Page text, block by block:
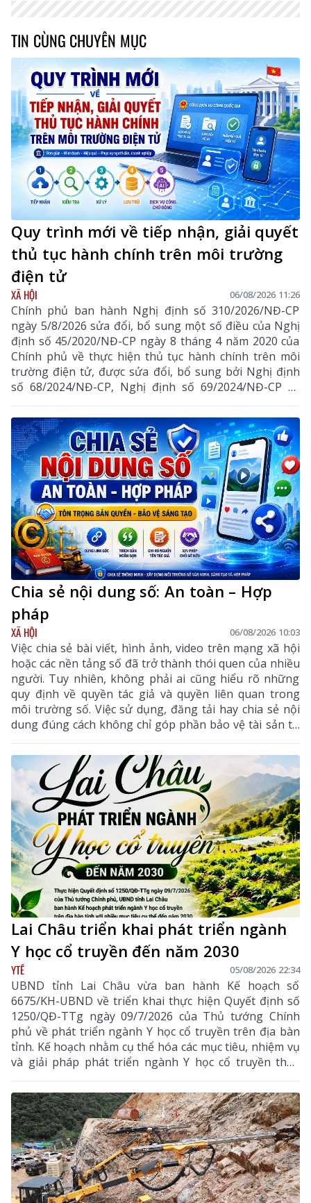
TIN CÙNG CHUYÊN MỤC
Quy trình mới về tiếp nhận, giải quyết
thủ tục hành chính trên môi trường
điện tử
XÃ HỘI 06/08/2026 11:26
Chính phủ ban hành Nghị định số 310/2026/NĐ-CP
ngày 5/8/2026 sửa đổi, bổ sung một số điều của Nghị
định số 45/2020/NĐ-CP ngày 8 tháng 4 năm 2020 của
Chính phủ về thực hiện thủ tục hành chính trên môi
trường điện tử, được sửa đổi, bổ sung bởi Nghị định
số 68/2024/NĐ-CP, Nghị định số 69/2024/NĐ-CP và
Nghị định số 118/2025/NĐ-CP.
Chia sẻ nội dung số: An toàn – Hợp
pháp
XÃ HỘI 06/08/2026 10:03
Việc chia sẻ bài viết, hình ảnh, video trên mạng xã hội
hoặc các nền tảng số đã trở thành thói quen của nhiều
người. Tuy nhiên, không phải ai cũng hiểu rõ những
quy định về quyền tác giả và quyền liên quan trong
môi trường số. Việc sử dụng, đăng tải hay chia sẻ nội
dung đúng cách không chỉ góp phần bảo vệ tài sản trí
tuệ của tác giả, mà còn giúp mỗi cá nhân tránh những
vi phạm pháp luật khi tham gia không gian mạng.
Lai Châu triển khai phát triển ngành
Y học cổ truyền đến năm 2030
YTẾ 05/08/2026 22:34
UBND tỉnh Lai Châu vừa ban hành Kế hoạch số
6675/KH-UBND về triển khai thực hiện Quyết định số
1250/QĐ-TTg ngày 09/7/2026 của Thủ tướng Chính
phủ về phát triển ngành Y học cổ truyền trên địa bàn
tỉnh. Kế hoạch nhằm cụ thể hóa các mục tiêu, nhiệm vụ
và giải pháp phát triển ngành Y học cổ truyền theo
hướng hiện đại, hiệu quả, bền vững; đẩy mạnh kết
hợp y học cổ truyền với y học hiện đại, phát huy tiềm
năng dược liệu của địa phương, góp phần nâng cao
chất lượng chăm sóc, bảo vệ sức khỏe nhân dân và
thúc đẩy phát triển kinh tế - xã hội.